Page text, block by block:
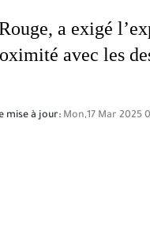
a exigé
avec les
mise à jour: Mon,17 Mar 2025